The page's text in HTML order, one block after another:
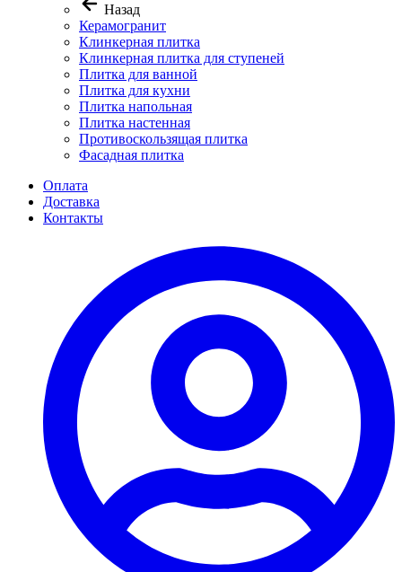
Назад
Керамогранит
Клинкерная плитка
Клинкерная плитка для ступеней
Плитка для ванной
Плитка для кухни
Плитка напольная
Плитка настенная
Противоскользящая плитка
Фасадная плитка
Оплата
Доставка
Контакты